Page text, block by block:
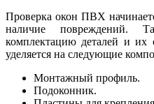
Проверка окон ПВХ
наличие повреждений.
комплектацию деталей и их
уделяется на следующие
Монтажный профиль.
Подоконник.